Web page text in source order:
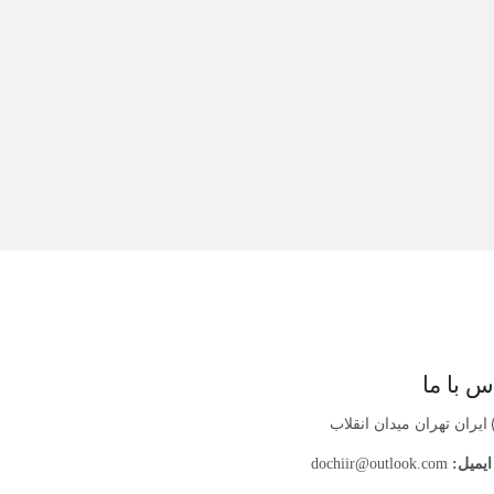
با ما
ایران تهران میدان انقلاب
ایمیل: dochiir@outlook.com